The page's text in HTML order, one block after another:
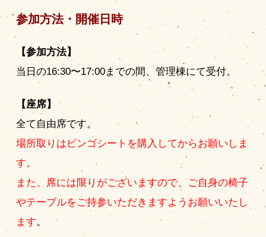
参加方法・開催日時
【参加方法】
当日の16:30〜17:00までの間、管理棟にて受付。
【座席】
全て自由席です。
場所取りはビンゴシートを購入してからお願いしま
す。
また、席には限りがございますので、ご自身の椅子
やテーブルをご持参いただきますようお願いいたし
ます。